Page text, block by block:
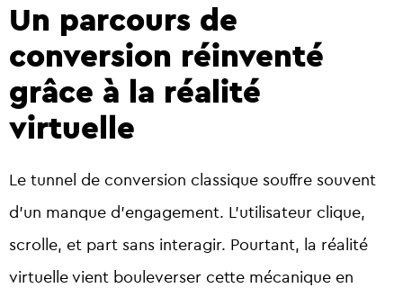
Un parcours de
conversion réinventé
grâce à la réalité
virtuelle
Le tunnel de conversion classique souffre souvent
d’un manque d’engagement. L’utilisateur clique,
scrolle, et part sans interagir. Pourtant, la réalité
virtuelle vient bouleverser cette mécanique en